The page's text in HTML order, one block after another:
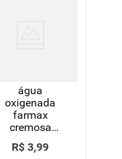
água
oxigenada
farmax
cremosa
descolorante
30 volumes 90
R$ 3,99